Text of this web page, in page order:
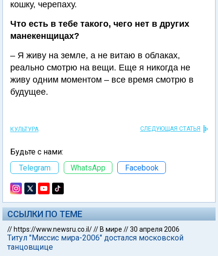
кошку, черепаху.
Что есть в тебе такого, чего нет в других
манекенщицах?
– Я живу на земле, а не витаю в облаках,
реально смотрю на вещи. Еще я никогда не
живу одним моментом – все время смотрю в
будущее.
КУЛЬТУРА СЛЕДУЮЩАЯ СТАТЬЯ
Будьте с нами:
Telegram
WhatsApp Facebook
ССЫЛКИ ПО ТЕМЕ
// https://www.newsru.co.il/// В мире //30 апреля 2006
Титул "Миссис мира-2006" достался московской
танцовщице